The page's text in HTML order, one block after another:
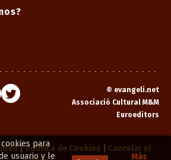
para
usuario y le
Más
© evangeli.net
Associació Cultural M&M
Euroeditors
|Política de Cookies
Cancelar el